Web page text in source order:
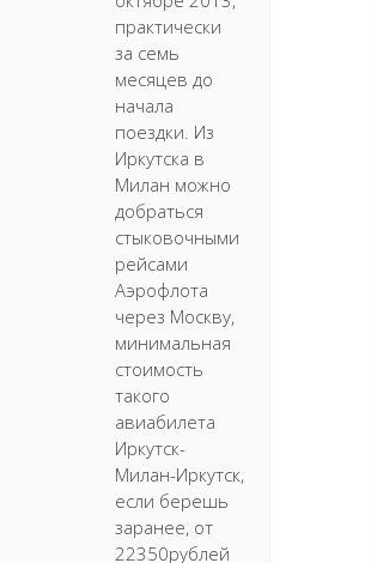
практически
за семь
месяцев до
начала
поездки. Из
Иркутска в
Милан можно
добраться
стыковочными
рейсами
Аэрофлота
через Москву,
минимальная
стоимость
такого
авиабилета
Иркутск-
Милан-Иркутск,
если берешь
заранее, от
22350рублей